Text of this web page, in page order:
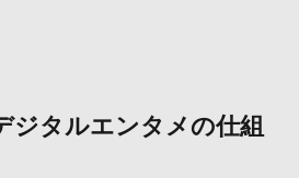
ジタルエンタメの仕組